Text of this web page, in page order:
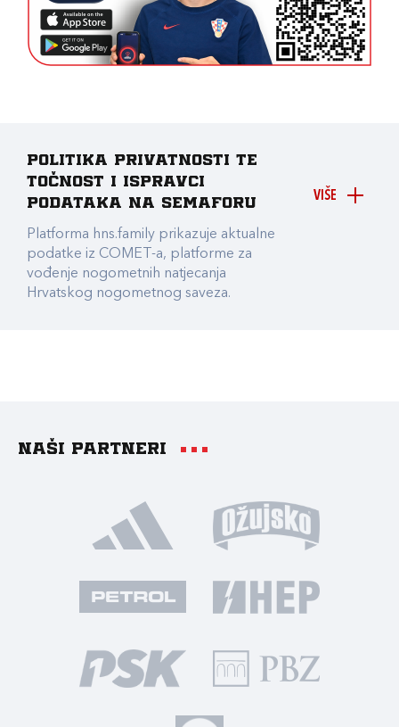
VIŠE
Politika privatnosti te
točnost i ispravci
podataka na Semaforu
Platforma hns.family prikazuje aktualne
podatke iz COMET-a, platforme za
vođenje nogometnih natjecanja
Hrvatskog nogometnog saveza.
Naši partneri